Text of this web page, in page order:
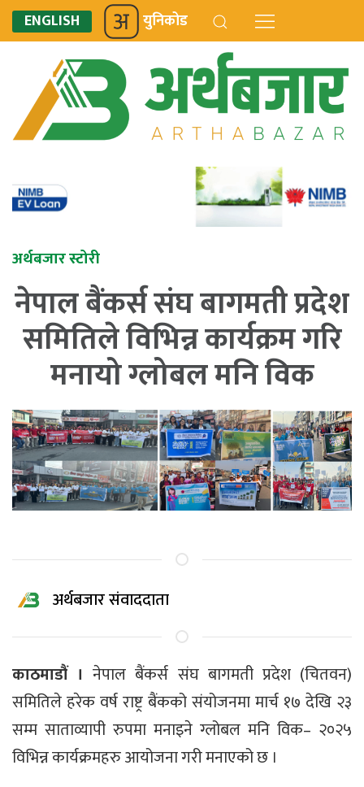
ENGLISH युनिकोड
अर्थबजार स्टोरी
नेपाल बैंकर्स संघ बागमती प्रदेश
समितिले विभिन्न कार्यक्रम गरि
मनायो ग्लोबल मनि विक
अर्थबजार संवाददाता
काठमाडौं । नेपाल बैंकर्स संघ बागमती प्रदेश (चितवन)
समितिले हरेक वर्ष राष्ट्र बैंकको संयोजनमा मार्च १७ देखि २३
सम्म साताव्यापी रुपमा मनाइने ग्लोबल मनि विक– २०२५
विभिन्न कार्यक्रमहरु आयोजना गरी मनाएको छ ।